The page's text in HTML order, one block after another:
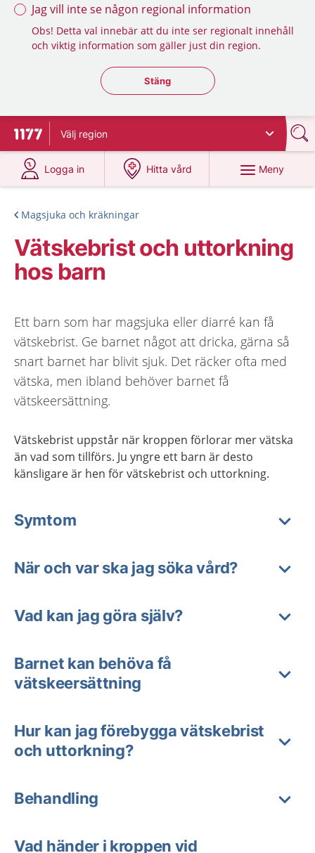
Jag vill inte se någon regional information
Obs! Detta val innebär att du inte ser regionalt innehåll
och viktig information som gäller just din region.
Stäng regionsväljaren
Stäng
Till startsidan för 1177
Välj region
Logga in
på 1177.se
Hitta vård
på 1177.se
Meny
Magsjuka och kräkningar
Vätskebrist och uttorkning
hos barn
Ett barn som har magsjuka eller diarré kan få
vätskebrist. Ge barnet något att dricka, gärna så
snart barnet har blivit sjuk. Det räcker ofta med
vätska, men ibland behöver barnet få
vätskeersättning.
Vätskebrist uppstår när kroppen förlorar mer vätska
än vad som tillförs. Ju yngre ett barn är desto
känsligare är hen för vätskebrist och uttorkning.
Symtom
När och var ska jag söka vård?
Vad kan jag göra själv?
Barnet kan behöva få
vätskeersättning
Hur kan jag förebygga vätskebrist
och uttorkning?
Behandling
Vad händer i kroppen vid